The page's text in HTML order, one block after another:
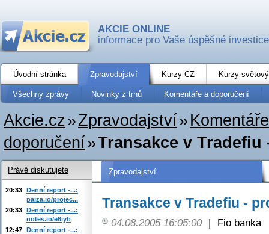
AKCIE ONLINE
informace pro Vaše úspěšné investice
Úvodní stránka Zpravodajství Kurzy CZ Kurzy
Všechny zprávy Novinky z trhů Komentáře a doporučení
Akcie.cz»Zpravodajství»
doporučení»Transakce v Tradefiu
Zpravodajství
Transakce v Tradefiu -
04.08.2005 16:05:00 |
Fio banka
Právě diskutujete
20:33 Denní report -...:
paiza.io/projec...
20:33 Denní report -...:
notes.io/e6iyb
12:47 Denní report -...: